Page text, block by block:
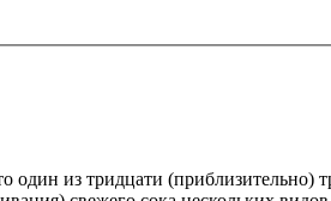
один из тридцати